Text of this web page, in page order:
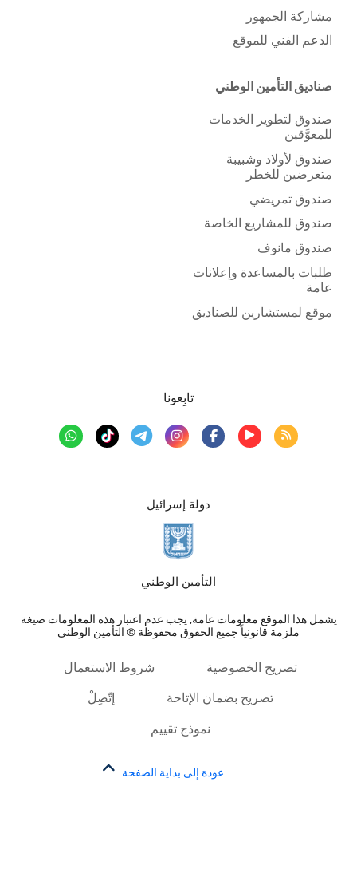
مشاركة الجمهور
الدعم الفني للموقع
صناديق التأمين الوطني
صندوق لتطوير الخدمات
للمعوَّقين
صندوق لأولاد وشبيبة
متعرضين للخطر
صندوق تمريضي
صندوق للمشاريع الخاصة
صندوق مانوف
طلبات بالمساعدة وإعلانات
عامة
موقع لمستشارين للصناديق
دولة إسرائيل
التأمين الوطني
يشمل هذا الموقع معلومات عامة, يجب عدم اعتبار هذه المعلومات صيغة
ملزمة قانونياً جميع الحقوق محفوظة © التأمين الوطني
تابِعونا
تصريح الخصوصية شروط الاستعمال
تصريح بضمان الإتاحة إتّصِلْ
نموذج تقييم
عودة إلى بداية الصفحة